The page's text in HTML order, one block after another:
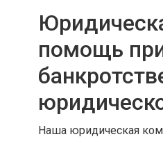
помощь
Наша юридическая